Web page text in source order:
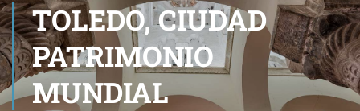
TOLEDO, CIUDAD
PATRIMONIO
MUNDIAL